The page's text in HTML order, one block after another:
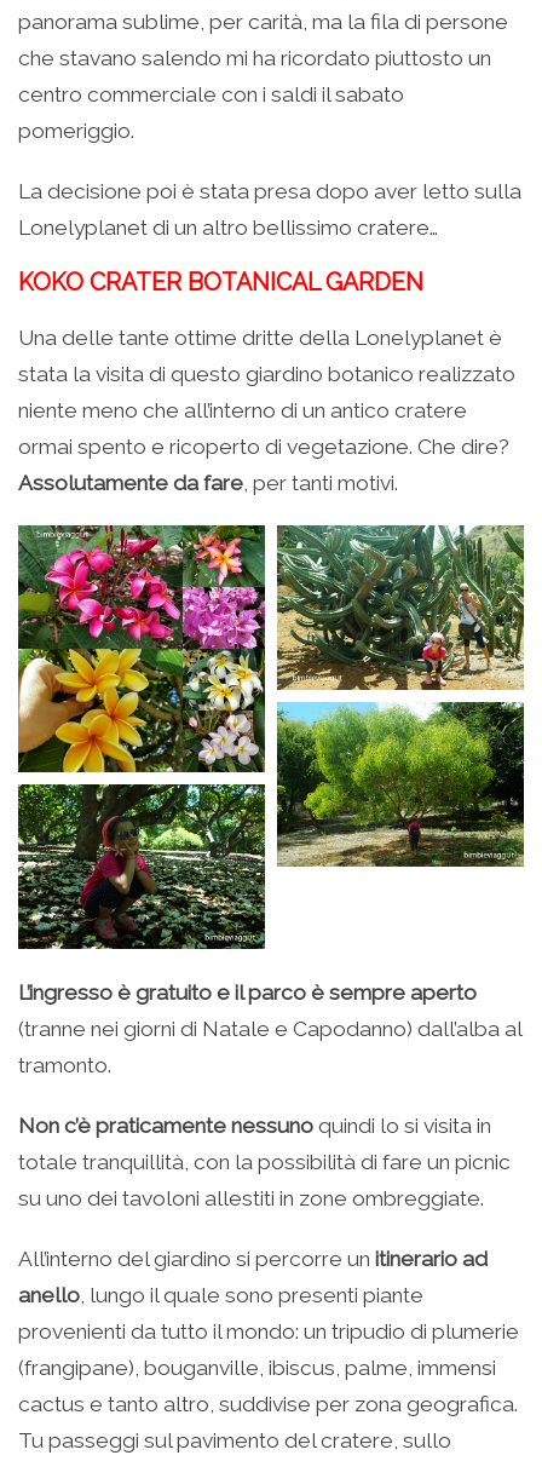
panorama sublime, per carità, ma la fila di persone
che stavano salendo mi ha ricordato piuttosto un
centro commerciale con i saldi il sabato
pomeriggio.
La decisione poi è stata presa dopo aver letto sulla
Lonelyplanet di un altro bellissimo cratere…
KOKO CRATER BOTANICAL GARDEN
Una delle tante ottime dritte della Lonelyplanet è
stata la visita di questo giardino botanico realizzato
niente meno che all’interno di un antico cratere
ormai spento e ricoperto di vegetazione. Che dire?
Assolutamente da fare, per tanti motivi.
L’ingresso è gratuito e il parco è sempre aperto
(tranne nei giorni di Natale e Capodanno) dall’alba al
tramonto.
Non c’è praticamente nessuno quindi lo si visita in
totale tranquillità, con la possibilità di fare un picnic
su uno dei tavoloni allestiti in zone ombreggiate.
All’interno del giardino si percorre un itinerario ad
anello , lungo il quale sono presenti piante
provenienti da tutto il mondo: un tripudio di plumerie
(frangipane), bouganville, ibiscus, palme, immensi
cactus e tanto altro, suddivise per zona geografica.
Tu passeggi sul pavimento del cratere, sullo